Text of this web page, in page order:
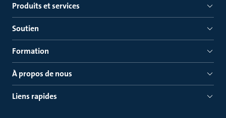
Produits et services
Soutien
Formation
À propos de nous
Liens rapides